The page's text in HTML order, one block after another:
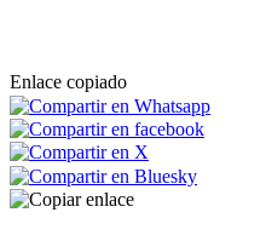
Enlace copiado